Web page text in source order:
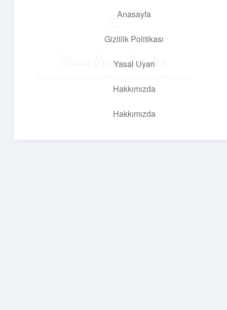
Anasayfa
Gizlilik Politikası
Yasal Uyarı
Hakkımızda
Hakkımızda
İlham Veren Köşeler